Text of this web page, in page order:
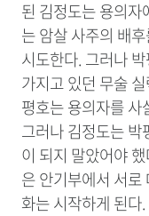
된 김정도는 용의
는 암살 사주의 배
시도한다. 그러나
가지고 있던 무술
평호는 용의자를
그러나 김정도는 박
이 되지 말았어야
은 안기부에서 서로
화는 시작하게 된다.